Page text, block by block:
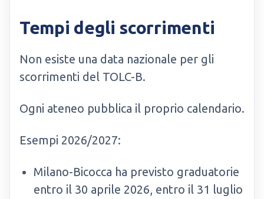
Tempi degli scorrimenti
Non esiste una data nazionale per gli
scorrimenti del TOLC-B.
Ogni ateneo pubblica il proprio calendario.
Esempi 2026/2027:
Milano-Bicocca ha previsto graduatorie
entro il 30 aprile 2026, entro il 31 luglio